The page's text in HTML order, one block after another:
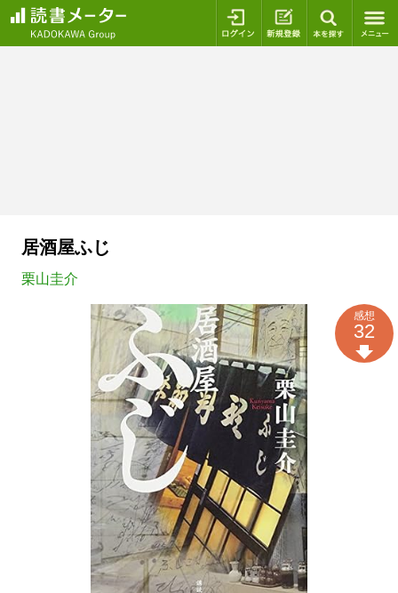
ログイン 新規登録
居酒屋ふじ
栗山圭介
感想
32